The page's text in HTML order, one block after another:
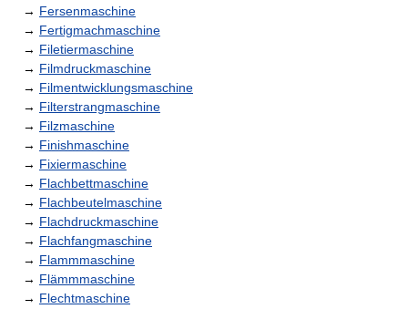
→ Fersenmaschine
→ Fertigmachmaschine
→ Filetiermaschine
→ Filmdruckmaschine
→ Filmentwicklungsmaschine
→ Filterstrangmaschine
→ Filzmaschine
→ Finishmaschine
→ Fixiermaschine
→ Flachbettmaschine
→ Flachbeutelmaschine
→ Flachdruckmaschine
→ Flachfangmaschine
→ Flammmaschine
→ Flämmmaschine
→ Flechtmaschine